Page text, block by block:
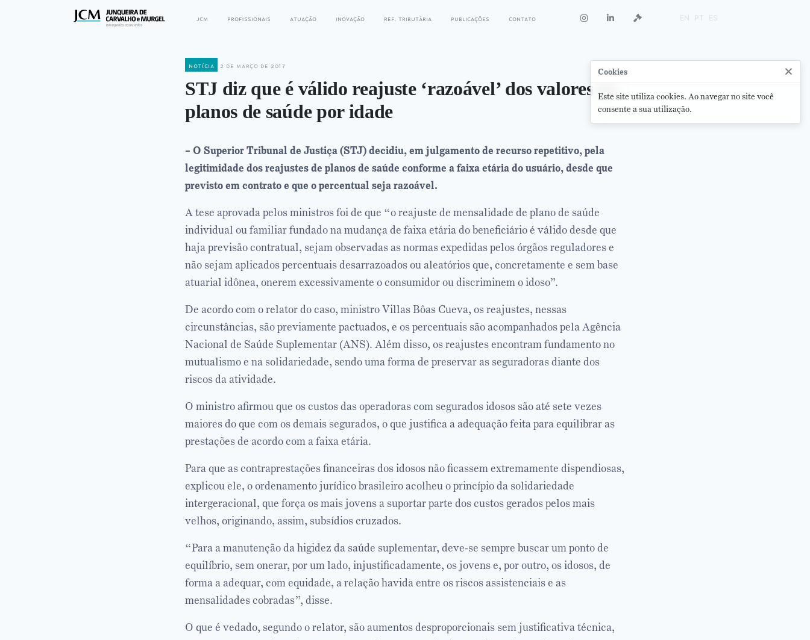
jcm profissionais atuação inovação ref. tributária publicações contato EN PT ES
notícia 2 de março de 2017
STJ diz que é válido reajuste ‘razoável’ dos valores de
planos de saúde por idade
– O Superior Tribunal de Justiça (STJ) decidiu, em julgamento de recurso repetitivo, pela
legitimidade dos reajustes de planos de saúde conforme a faixa etária do usuário, desde que
previsto em contrato e que o percentual seja razoável.
A tese aprovada pelos ministros foi de que “o reajuste de mensalidade de plano de saúde
individual ou familiar fundado na mudança de faixa etária do beneficiário é válido desde que
haja previsão contratual, sejam observadas as normas expedidas pelos órgãos reguladores e
não sejam aplicados percentuais desarrazoados ou aleatórios que, concretamente e sem base
atuarial idônea, onerem excessivamente o consumidor ou discriminem o idoso”.
De acordo com o relator do caso, ministro Villas Bôas Cueva, os reajustes, nessas
circunstâncias, são previamente pactuados, e os percentuais são acompanhados pela Agência
Nacional de Saúde Suplementar (ANS). Além disso, os reajustes encontram fundamento no
mutualismo e na solidariedade, sendo uma forma de preservar as seguradoras diante dos
riscos da atividade.
O ministro afirmou que os custos das operadoras com segurados idosos são até sete vezes
maiores do que com os demais segurados, o que justifica a adequação feita para equilibrar as
prestações de acordo com a faixa etária.
Para que as contraprestações financeiras dos idosos não ficassem extremamente dispendiosas,
explicou ele, o ordenamento jurídico brasileiro acolheu o princípio da solidariedade
intergeracional, que força os mais jovens a suportar parte dos custos gerados pelos mais
velhos, originando, assim, subsídios cruzados.
“Para a manutenção da higidez da saúde suplementar, deve-se sempre buscar um ponto de
equilíbrio, sem onerar, por um lado, injustificadamente, os jovens e, por outro, os idosos, de
forma a adequar, com equidade, a relação havida entre os riscos assistenciais e as
mensalidades cobradas”, disse.
O que é vedado, segundo o relator, são aumentos desproporcionais sem justificativa técnica,
Cookies ×
Este site utiliza cookies. Ao navegar no site você
consente a sua utilização.